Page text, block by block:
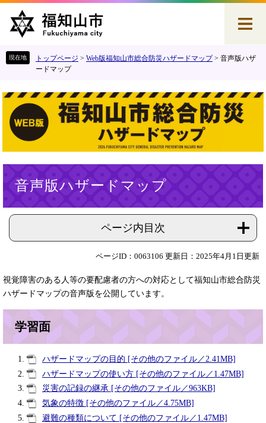
す
し
トップページ > Web版福知山市総合防災ハザードマップ > 音声版ハザ
ードマップ
音声版ハザードマップ
ページ内目次
ページID：0063106 更新日：2025年4月1日更新
視覚障害のある人等の要配慮者の方への対応として福知山市総合防災
ハザードマップの音声版を公開しています。
学習面
ハザードマップの目的 [その他のファイル／2.41MB]
ハザードマップの使い方 [その他のファイル／1.47MB]
災害の記録の継承 [その他のファイル／963KB]
気象の特徴 [その他のファイル／4.75MB]
避難の種類について [その他のファイル／1.47MB]